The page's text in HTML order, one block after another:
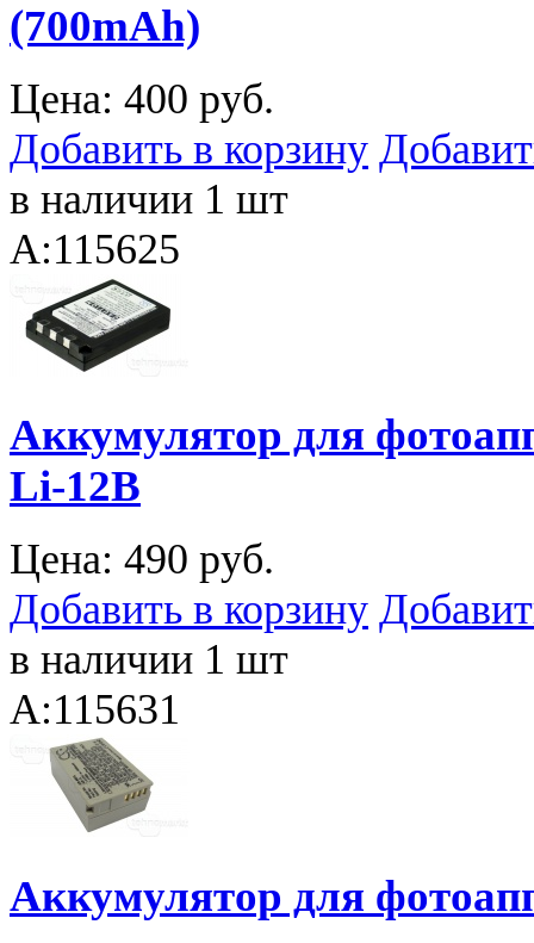
(700mAh)
Цена: 400 руб.
Добавить в корзину
в наличии 1 шт
A:115625
Аккумулятор для
Li-12B
Цена: 490 руб.
Добавить в корзину
в наличии 1 шт
A:115631
Аккумулятор для